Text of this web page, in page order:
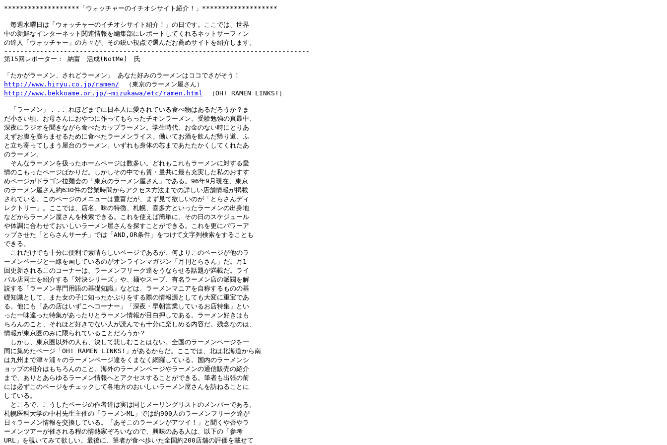
*******************「ウォッチャーのイチオシサイト紹介！」*******************
毎週水曜日は「ウォッチャーのイチオシサイト紹介！」の日です。ここでは、世界
中の新鮮なインターネット関連情報を編集部にレポートしてくれるネットサーフィン
の達人「ウォッチャー」の方々が、その鋭い視点で選んだお薦めサイトを紹介します。
-----------------------------------------------------------------------------
第15回レポーター： 納富　活成(NotMe)　氏
http://www.hiryu.co.jp/ramen/
http://www.bekkoame.or.jp/~mizukawa/etc/ramen.html （OH! RAMEN LINKS!）
「ラーメン」．．これほどまでに日本人に愛されている食べ物はあるだろうか？ま
だ小さい頃、お母さんにおやつに作ってもらったチキンラーメン。受験勉強の真最中、
深夜にラジオを聞きながら食べたカップラーメン。学生時代、お金のない時にとりあ
えずお腹を膨らませるために食べたラーメンライス。働いてお酒を飲んだ帰り道、ふ
と立ち寄ってしまう屋台のラーメン。いずれも身体の芯まであたたかくしてくれたあ
のラーメン。
そんなラーメンを扱ったホームページは数多い。どれもこれもラーメンに対する愛
情のこもったページばかりだ。しかしその中でも質・量共に最も充実した私のおすす
めページがドラゴン拉麺会の「東京のラーメン屋さん」である。96年9月現在、東京
のラーメン屋さん約630件の営業時間からアクセス方法までの詳しい店舗情報が掲載
されている。このページのメニューは豊富だが、まず見て欲しいのが「とらさんディ
レクトリー」。ここでは、店名、味の特徴、札幌、喜多方といったラーメンの出身地
などからラーメン屋さんを検索できる。これを使えば簡単に、その日のスケジュール
や体調に合わせておいしいラーメン屋さんを探すことができる。これを更にパワーア
ップさせた「とらさんサーチ」では「AND,OR条件」をつけて文字列検索をすることも
できる。
これだけでも十分に便利で素晴らしいページであるが、何よりこのページが他のラ
ーメンページと一線を画しているのがオンラインマガジン「月刊とらさん」だ。月1
回更新されるこのコーナーは、ラーメンフリーク達をうならせる話題が満載だ。ライ
バル店同士を紹介する「対決シリーズ」や、麺やスープ、有名ラーメン店の派閥を解
説する「ラーメン専門用語の基礎知識」などは、ラーメンマニアを自称するものの基
礎知識として、また女の子に知ったかぶりをする際の情報源としても大変に重宝であ
る。他にも「あの店はいずこへコーナー」「深夜・早朝営業しているお店特集」とい
った一味違った特集があったりとラーメン情報が目白押しである。ラーメン好きはも
ちろんのこと、それほど好きでない人が読んでも十分に楽しめる内容だ。残念なのは、
情報が東京圏のみに限られていることだろうか？
しかし、東京圏以外の人も、決して悲しむことはない。全国のラーメンページを一
同に集めたページ「OH! RAMEN LINKS!」があるからだ。ここでは、北は北海道から南
は九州まで津々浦々のラーメンページ達をくまなく網羅している。国内のラーメンシ
ョップの紹介はもちろんのこと、海外のラーメンページやラーメンの通信販売の紹介
まで、ありとあらゆるラーメン情報へとアクセスすることができる。筆者も出張の前
には必ずこのページをチェックして各地方のおいしいラーメン屋さんを訪ねることに
している。
ところで、こうしたページの作者達は実は同じメーリングリストのメンバーである。
札幌医科大学の中村先生主催の「ラーメンML」では約900人のラーメンフリーク達が
日々ラーメン情報を交換している。「あそこのラーメンがアツイ！」と聞くや否やラ
ーメンツアーが催される程の情熱家ぞろいなので、興味のある人は、以下の「参考
URL」を覗いてみて欲しい。最後に、筆者が食べ歩いた全国約200店舗の評価を載せて